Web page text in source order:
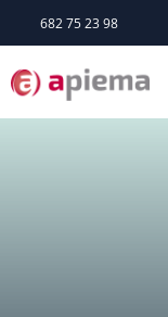
682 75 23 98